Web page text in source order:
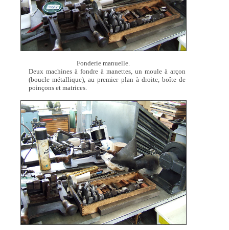
Fonderie manuelle.
Deux machines à fondre à manettes, un moule à arçon
(boucle métallique), au premier plan à droite, boîte de
poinçons et matrices.